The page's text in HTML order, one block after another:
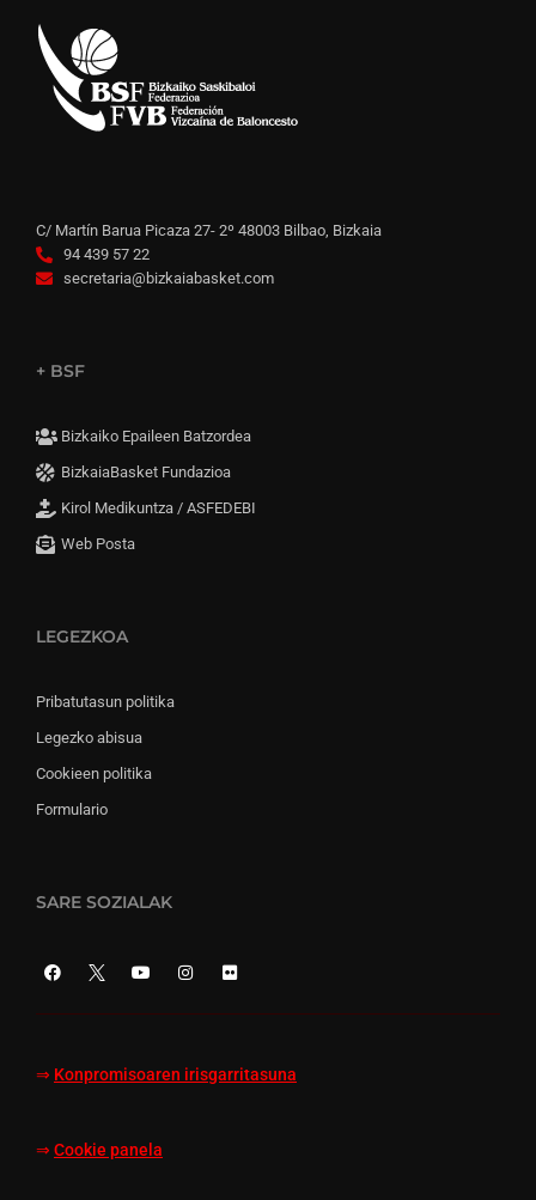
C/ Martín Barua Picaza 27- 2º 48003 Bilbao, Bizkaia
94 439 57 22
secretaria@bizkaiabasket.com
+ BSF
Bizkaiko Epaileen Batzordea
BizkaiaBasket Fundazioa
Kirol Medikuntza / ASFEDEBI
Web Posta
LEGEZKOA
Pribatutasun politika
Legezko abisua
Cookieen politika
Formulario
SARE SOZIALAK
⇒ Konpromisoaren irisgarritasuna
⇒ Cookie panela